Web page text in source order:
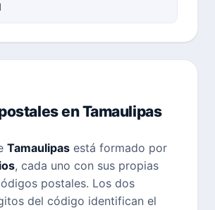
en Tamaulipas
Tamaulipas está formado por
, cada uno con sus propias
postales. Los dos
del código identifican el